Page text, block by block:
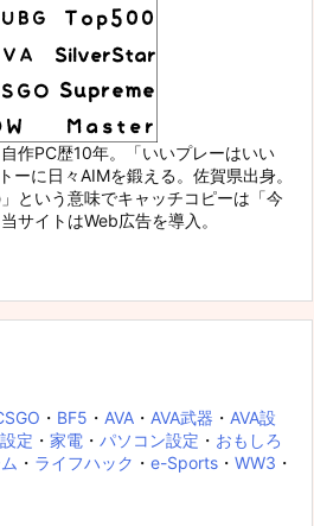
作PC歴10年。「いいプレーはいい
ーに日々AIMを鍛える。佐賀県出身。
という意味でキャッチコピーは「今
サイトはWeb広告を導入。
・ BF5 ・ AVA ・ AVA武器 ・ AVA設
定 ・ 家電 ・ パソコン設定 ・ おもしろ
・ ライフハック ・ e-Sports ・ WW3 ・